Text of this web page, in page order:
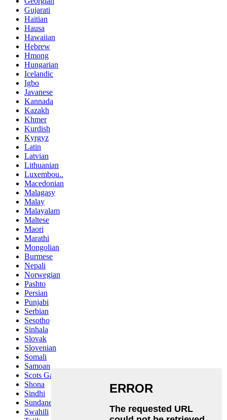
Gujarati
Haitian
Hausa
Hawaiian
Hebrew
Hmong
Hungarian
Icelandic
Igbo
Javanese
Kannada
Kazakh
Khmer
Kurdish
Kyrgyz
Latin
Latvian
Lithuanian
Luxembou..
Macedonian
Malagasy
Malay
Malayalam
Maltese
Maori
Marathi
Mongolian
Burmese
Nepali
Norwegian
Pashto
Persian
Punjabi
Serbian
Sesotho
Sinhala
Slovak
Slovenian
Somali
Samoan
Scots Gaelic
Shona
Sindhi
Sundanese
Swahili